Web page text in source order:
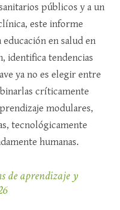
públicos y a un
este informe
en salud en
identifica tendencias
ya no es elegir entre
críticamente
modulares,
tecnológicamente
humanas.
de aprendizaje y